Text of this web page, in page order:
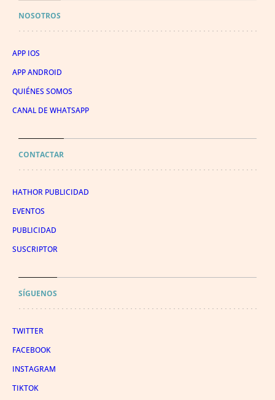
NOSOTROS
APP IOS
APP ANDROID
QUIÉNES SOMOS
CANAL DE WHATSAPP
CONTACTAR
HATHOR PUBLICIDAD
EVENTOS
PUBLICIDAD
SUSCRIPTOR
SÍGUENOS
TWITTER
FACEBOOK
INSTAGRAM
TIKTOK